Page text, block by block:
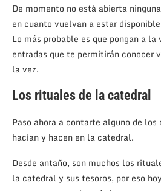
De momento no está abierta
en cuanto vuelvan a estar
Lo más probable es que pongan a
entradas que te permitirán conocer
la vez.
Los rituales de la catedral
Paso ahora a contarte alguno de los
hacían y hacen en la catedral.
Desde antaño, son muchos los
la catedral y sus tesoros, por eso